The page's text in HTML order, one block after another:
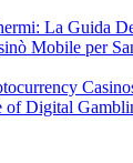
La Guida
Mobile per
of Digital